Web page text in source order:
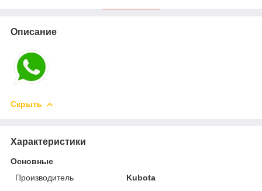
Описание
Скрыть
Характеристики
Основные
Производитель
Kubota